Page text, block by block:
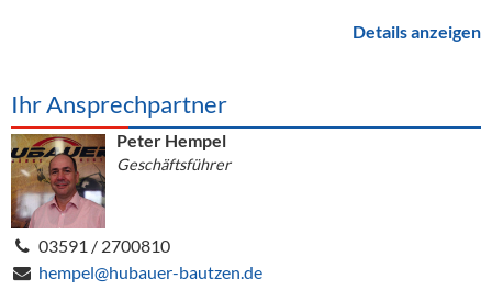
Details anzeigen
Ihr Ansprechpartner
Peter Hempel
Geschäftsführer
03591 / 2700810
hempel@hubauer-bautzen.de